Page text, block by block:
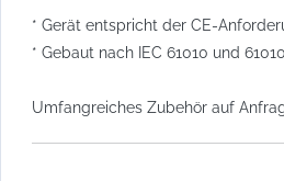
* Gerät entspricht der CE-
* Gebaut nach IEC 61010 und
Umfangreiches Zubehör auf